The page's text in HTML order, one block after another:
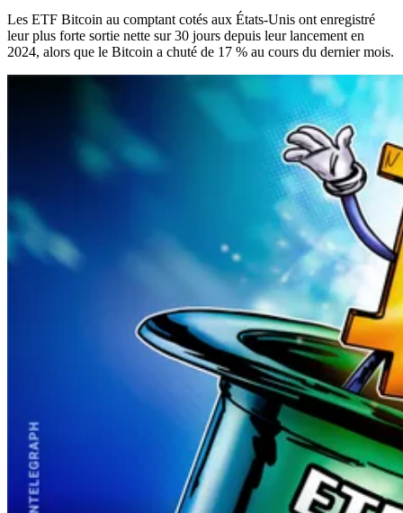
Les ETF Bitcoin au comptant cotés aux États-Unis ont enregistré
leur plus forte sortie nette sur 30 jours depuis leur lancement en
2024, alors que le Bitcoin a chuté de 17 % au cours du dernier mois.